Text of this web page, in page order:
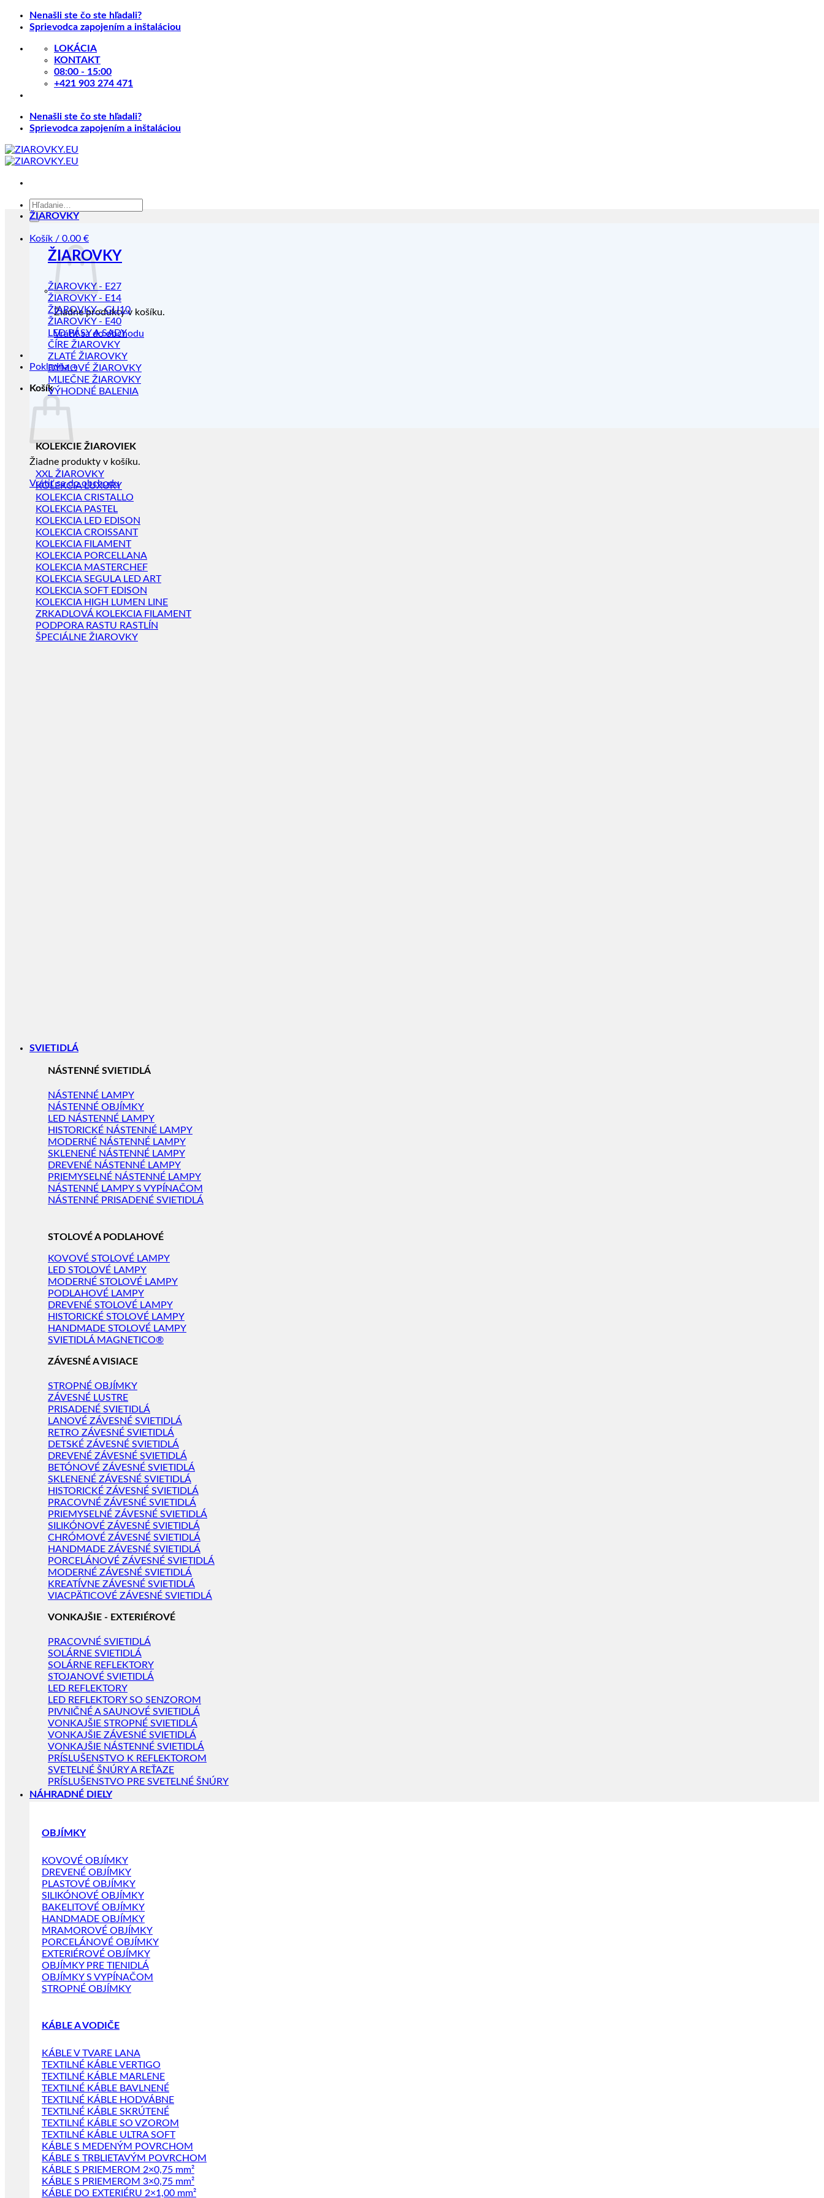
Skip
Nenašli ste čo ste hľadali?
Sprievodca zapojením a inštaláciou
LOKÁCIA
KONTAKT
08:00 - 15:00
+421 903 274 471
Nenašli ste čo ste hľadali?
Sprievodca zapojením a inštaláciou
Hľadať:
Košík / 0.00 €
Žiadne produkty v košíku.
Vrátiť sa do obchodu
Pokladňa +
Košík
Žiadne produkty v košíku.
Vrátiť sa do obchodu
ŽIAROVKY
ŽIAROVKY
ŽIAROVKY - E27
ŽIAROVKY - E14
ŽIAROVKY - GU10
ŽIAROVKY - E40
LED PÁSY A SADY
ČÍRE ŽIAROVKY
ZLATÉ ŽIAROVKY
DYMOVÉ ŽIAROVKY
MLIEČNE ŽIAROVKY
VÝHODNÉ BALENIA
KOLEKCIE ŽIAROVIEK
XXL ŽIAROVKY
KOLEKCIA LUXURY
KOLEKCIA CRISTALLO
KOLEKCIA PASTEL
KOLEKCIA LED EDISON
KOLEKCIA CROISSANT
KOLEKCIA FILAMENT
KOLEKCIA PORCELLANA
KOLEKCIA MASTERCHEF
KOLEKCIA SEGULA LED ART
KOLEKCIA SOFT EDISON
KOLEKCIA HIGH LUMEN LINE
ZRKADLOVÁ KOLEKCIA FILAMENT
PODPORA RASTU RASTLÍN
ŠPECIÁLNE ŽIAROVKY
SVIETIDLÁ
NÁSTENNÉ SVIETIDLÁ
NÁSTENNÉ LAMPY
NÁSTENNÉ OBJÍMKY
LED NÁSTENNÉ LAMPY
HISTORICKÉ NÁSTENNÉ LAMPY
MODERNÉ NÁSTENNÉ LAMPY
SKLENENÉ NÁSTENNÉ LAMPY
DREVENÉ NÁSTENNÉ LAMPY
PRIEMYSELNÉ NÁSTENNÉ LAMPY
NÁSTENNÉ LAMPY S VYPÍNAČOM
NÁSTENNÉ PRISADENÉ SVIETIDLÁ
STOLOVÉ A PODLAHOVÉ
KOVOVÉ STOLOVÉ LAMPY
LED STOLOVÉ LAMPY
MODERNÉ STOLOVÉ LAMPY
PODLAHOVÉ LAMPY
DREVENÉ STOLOVÉ LAMPY
HISTORICKÉ STOLOVÉ LAMPY
HANDMADE STOLOVÉ LAMPY
SVIETIDLÁ MAGNETICO®
ZÁVESNÉ A VISIACE
STROPNÉ OBJÍMKY
ZÁVESNÉ LUSTRE
PRISADENÉ SVIETIDLÁ
LANOVÉ ZÁVESNÉ SVIETIDLÁ
RETRO ZÁVESNÉ SVIETIDLÁ
DETSKÉ ZÁVESNÉ SVIETIDLÁ
DREVENÉ ZÁVESNÉ SVIETIDLÁ
BETÓNOVÉ ZÁVESNÉ SVIETIDLÁ
SKLENENÉ ZÁVESNÉ SVIETIDLÁ
HISTORICKÉ ZÁVESNÉ SVIETIDLÁ
PRACOVNÉ ZÁVESNÉ SVIETIDLÁ
PRIEMYSELNÉ ZÁVESNÉ SVIETIDLÁ
SILIKÓNOVÉ ZÁVESNÉ SVIETIDLÁ
CHRÓMOVÉ ZÁVESNÉ SVIETIDLÁ
HANDMADE ZÁVESNÉ SVIETIDLÁ
PORCELÁNOVÉ ZÁVESNÉ SVIETIDLÁ
MODERNÉ ZÁVESNÉ SVIETIDLÁ
KREATÍVNE ZÁVESNÉ SVIETIDLÁ
VIACPÄTICOVÉ ZÁVESNÉ SVIETIDLÁ
VONKAJŠIE - EXTERIÉROVÉ
PRACOVNÉ SVIETIDLÁ
SOLÁRNE SVIETIDLÁ
SOLÁRNE REFLEKTORY
STOJANOVÉ SVIETIDLÁ
LED REFLEKTORY
LED REFLEKTORY SO SENZOROM
PIVNIČNÉ A SAUNOVÉ SVIETIDLÁ
VONKAJŠIE STROPNÉ SVIETIDLÁ
VONKAJŠIE ZÁVESNÉ SVIETIDLÁ
VONKAJŠIE NÁSTENNÉ SVIETIDLÁ
PRÍSLUŠENSTVO K REFLEKTOROM
SVETELNÉ ŠNÚRY A REŤAZE
PRÍSLUŠENSTVO PRE SVETELNÉ ŠNÚRY
NÁHRADNÉ DIELY
OBJÍMKY
KOVOVÉ OBJÍMKY
DREVENÉ OBJÍMKY
PLASTOVÉ OBJÍMKY
SILIKÓNOVÉ OBJÍMKY
BAKELITOVÉ OBJÍMKY
HANDMADE OBJÍMKY
MRAMOROVÉ OBJÍMKY
PORCELÁNOVÉ OBJÍMKY
EXTERIÉROVÉ OBJÍMKY
OBJÍMKY PRE TIENIDLÁ
OBJÍMKY S VYPÍNAČOM
STROPNÉ OBJÍMKY
KÁBLE A VODIČE
KÁBLE V TVARE LANA
TEXTILNÉ KÁBLE VERTIGO
TEXTILNÉ KÁBLE MARLENE
TEXTILNÉ KÁBLE BAVLNENÉ
TEXTILNÉ KÁBLE HODVÁBNE
TEXTILNÉ KÁBLE SKRÚTENÉ
TEXTILNÉ KÁBLE SO VZOROM
TEXTILNÉ KÁBLE ULTRA SOFT
KÁBLE S MEDENÝM POVRCHOM
KÁBLE S TRBLIETAVÝM POVRCHOM
KÁBLE S PRIEMEROM 2×0,75 mm²
KÁBLE S PRIEMEROM 3×0,75 mm²
KÁBLE DO EXTERIÉRU 2×1,00 mm²